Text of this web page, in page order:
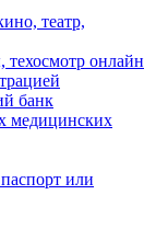
театр,
техосмотр онлайн
банк
медицинских
или